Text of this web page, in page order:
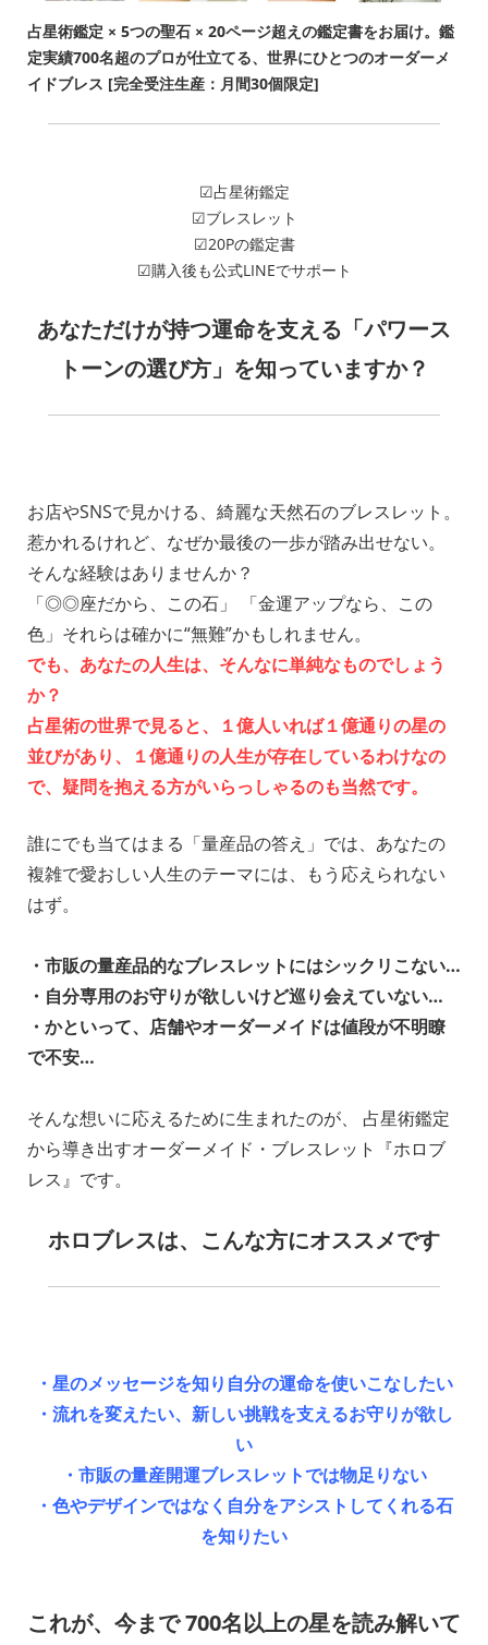
占星術鑑定 × 5つの聖石 × 20ページ超えの鑑定書をお届け。鑑
定実績700名超のプロが仕立てる、世界にひとつのオーダーメ
イドブレス [完全受注生産：月間30個限定]
☑占星術鑑定
☑ブレスレット
☑20Pの鑑定書
☑購入後も公式LINEでサポート
あなただけが持つ運命を支える「パワース
トーンの選び方」を知っていますか？
お店やSNSで見かける、綺麗な天然石のブレスレット。
惹かれるけれど、なぜか最後の一歩が踏み出せない。
そんな経験はありませんか？
「◎◎座だから、この石」 「金運アップなら、この
色」それらは確かに“無難”かもしれません。
でも、あなたの人生は、そんなに単純なものでしょう
か？
占星術の世界で見ると、１億人いれば１億通りの星の
並びがあり、１億通りの人生が存在しているわけなの
で、疑問を抱える方がいらっしゃるのも当然です。
誰にでも当てはまる「量産品の答え」では、あなたの
複雑で愛おしい人生のテーマには、もう応えられない
はず。
・市販の量産品的なブレスレットにはシックリこない…
・自分専用のお守りが欲しいけど巡り会えていない…
・かといって、店舗やオーダーメイドは値段が不明瞭
で不安…
そんな想いに応えるために生まれたのが、 占星術鑑定
から導き出すオーダーメイド・ブレスレット『ホロブ
レス』です。
ホロブレスは、こんな方にオススメです
・星のメッセージを知り自分の運命を使いこなしたい
・流れを変えたい、新しい挑戦を支えるお守りが欲し
い
・市販の量産開運ブレスレットでは物足りない
・色やデザインではなく自分をアシストしてくれる石
を知りたい
これが、今まで 700名以上の星を読み解いて